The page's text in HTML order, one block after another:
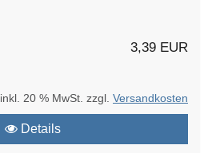
3,39 EUR
inkl. 20 % MwSt. zzgl. Versandkosten
Details